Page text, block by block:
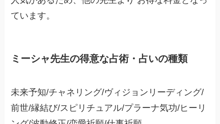
ています。
ミーシャ先生の得意な占術・占いの種類
未来予知/チャネリング/ヴィジョンリーディング/
前世/縁結び/スピリチュアル/プラーナ気功/ヒーリ